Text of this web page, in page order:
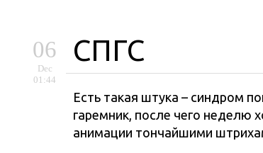
06
Dec
01:44
СПГС
Есть такая штука – синдром
гаремник, после чего неделю
анимации тончайшими